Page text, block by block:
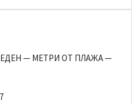
— МЕТРИ ОТ ПЛАЖА —